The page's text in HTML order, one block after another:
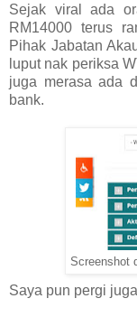
Sejak viral ada
RM14000 terus
Pihak Jabatan
luput nak periksa
juga merasa ada
bank.
Screenshot
Saya pun pergi